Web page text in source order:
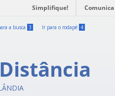
Simplifique! Comunica
a busca 3 Ir para o rodapé 4